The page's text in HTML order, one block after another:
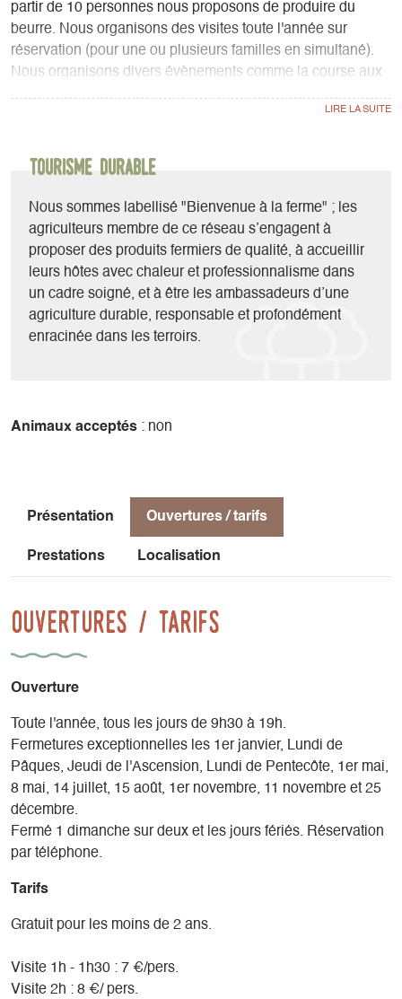
partir de 10 personnes nous proposons de produire du
beurre. Nous organisons des visites toute l'année sur
réservation (pour une ou plusieurs familles en simultané).
Nous organisons divers évènements comme la course aux
œufs, marché de noël. Dans le cadre du Mois de la
transition alimentaire, organisé par la Communauté des
de personnes à la ferme pour leur présenter notre travail,
notre passion.
Tourisme durable
Nous sommes labellisé "Bienvenue à la ferme" ; les
agriculteurs membre de ce réseau s’engagent à
proposer des produits fermiers de qualité, à accueillir
leurs hôtes avec chaleur et professionnalisme dans
un cadre soigné, et à être les ambassadeurs d’une
agriculture durable, responsable et profondément
enracinée dans les terroirs.
Animaux acceptés : non
Présentation Ouvertures / tarifs
Prestations Localisation
Ouvertures / tarifs
Ouverture
Toute l'année, tous les jours de 9h30 à 19h.
Fermetures exceptionnelles les 1er janvier, Lundi de
Pâques, Jeudi de l'Ascension, Lundi de Pentecôte, 1er mai,
8 mai, 14 juillet, 15 août, 1er novembre, 11 novembre et 25
décembre.
Fermé 1 dimanche sur deux et les jours fériés. Réservation
par téléphone.
Tarifs
Gratuit pour les moins de 2 ans.
Visite 1h - 1h30 : 7 €/pers.
Visite 2h : 8 €/ pers.